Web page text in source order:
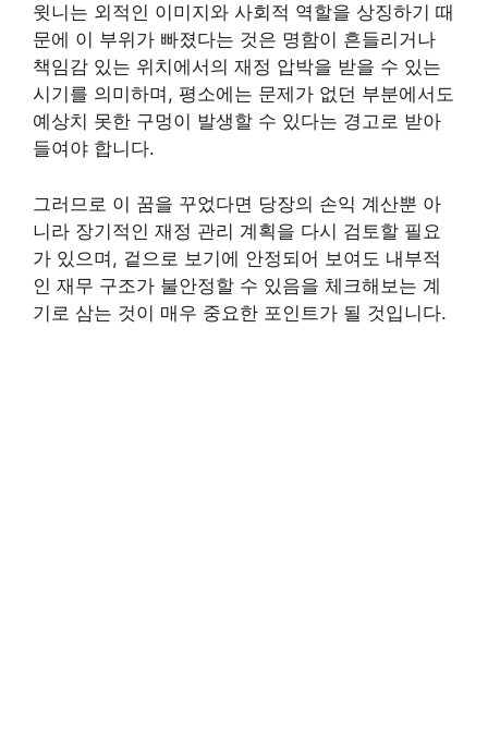
윗니는 외적인 이미지와 사회적 역할을 상징하기 때
문에 이 부위가 빠졌다는 것은 명함이 흔들리거나
책임감 있는 위치에서의 재정 압박을 받을 수 있는
시기를 의미하며, 평소에는 문제가 없던 부분에서도
예상치 못한 구멍이 발생할 수 있다는 경고로 받아
들여야 합니다.
그러므로 이 꿈을 꾸었다면 당장의 손익 계산뿐 아
니라 장기적인 재정 관리 계획을 다시 검토할 필요
가 있으며, 겉으로 보기에 안정되어 보여도 내부적
인 재무 구조가 불안정할 수 있음을 체크해보는 계
기로 삼는 것이 매우 중요한 포인트가 될 것입니다.